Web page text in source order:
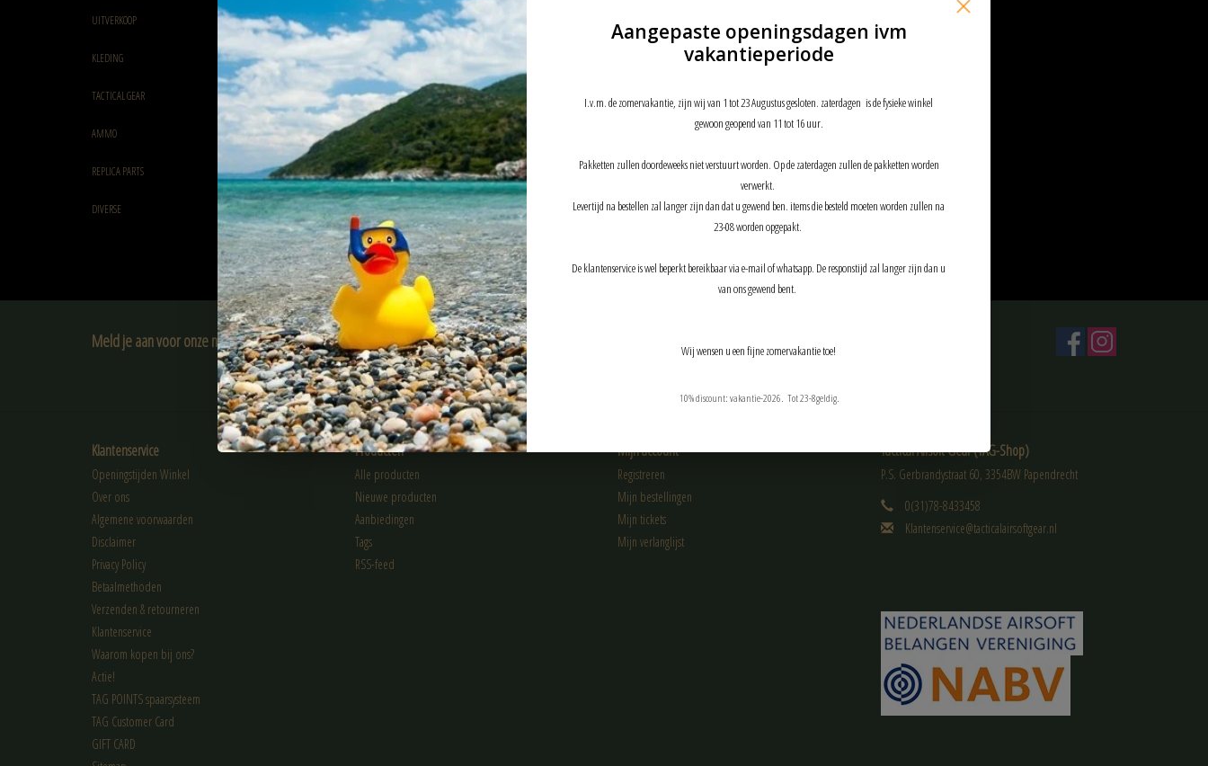
UITVERKOOP
KLEDING
TACTICAL GEAR
AMMO
REPLICA PARTS
DIVERSE
Meld je aan voor onze nieuwsbrief:
ABONNEER
Klantenservice
Openingstijden Winkel
Over ons
Algemene voorwaarden
Disclaimer
Privacy Policy
Betaalmethoden
Verzenden & retourneren
Klantenservice
Waarom kopen bij ons?
Actie!
TAG POINTS spaarsysteem
TAG Customer Card
GIFT CARD
Producten
Alle producten
Nieuwe producten
Aanbiedingen
Tags
RSS-feed
Mijn account
Registreren
Mijn bestellingen
Mijn tickets
Mijn verlanglijst
Tactical Airsoft Gear (TAG-Shop)
P.S. Gerbrandystraat 60, 3354BW Papendrecht
0(31)78-8433458
Klantenservice@tacticalairsoftgear.nl
Aangepaste openingsdagen ivm
vakantieperiode
I.v.m. de zomervakantie, zijn wij van 1 tot 23 Augustus gesloten. zaterdagen is de fysieke winkel
gewoon geopend van 11 tot 16 uur.
Pakketten zullen doordeweeks niet verstuurt worden. Op de zaterdagen zullen de pakketten worden
verwerkt.
Levertijd na bestellen zal langer zijn dan dat u gewend ben. items die besteld moeten worden zullen na
23-08 worden opgepakt.
De klantenservice is wel beperkt bereikbaar via e-mail of whatsapp. De responstijd zal langer zijn dan u
van ons gewend bent.
Wij wensen u een fijne zomervakantie toe!
10% discount: vakantie-2026. Tot 23-8geldig.